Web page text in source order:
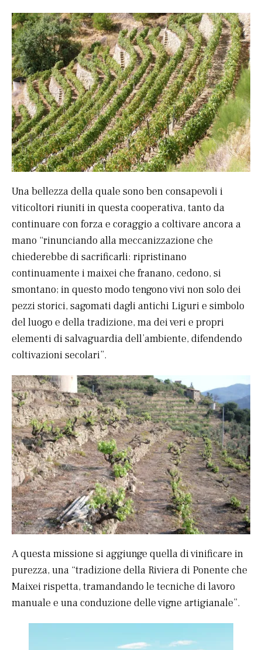
Una bellezza della quale sono ben consapevoli i
viticoltori riuniti in questa cooperativa, tanto da
continuare con forza e coraggio a coltivare ancora a
mano “rinunciando alla meccanizzazione che
chiederebbe di sacrificarli: ripristinano
continuamente i maixei che franano, cedono, si
smontano; in questo modo tengono vivi non solo dei
pezzi storici, sagomati dagli antichi Liguri e simbolo
del luogo e della tradizione, ma dei veri e propri
elementi di salvaguardia dell’ambiente, difendendo
coltivazioni secolari”.
A questa missione si aggiunge quella di vinificare in
purezza, una “tradizione della Riviera di Ponente che
Maixei rispetta, tramandando le tecniche di lavoro
manuale e una conduzione delle vigne artigianale”.